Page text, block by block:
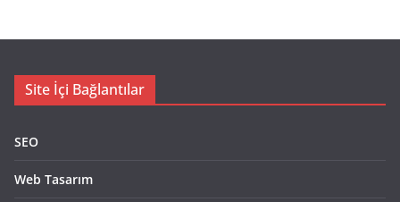
Site İçi Bağlantılar
SEO
Web Tasarım